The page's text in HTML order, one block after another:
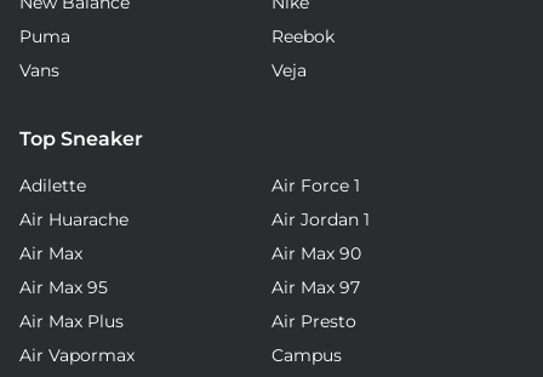
Puma
Reebok
Vans
Veja
Top Sneaker
Adilette
Air Force 1
Air Huarache
Air Jordan 1
Air Max
Air Max 90
Air Max 95
Air Max 97
Air Max Plus
Air Presto
Air Vapormax
Campus